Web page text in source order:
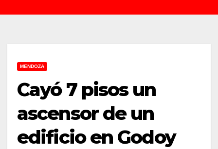
MENDOZA
Cayó 7 pisos un
ascensor de un
edificio en Godoy